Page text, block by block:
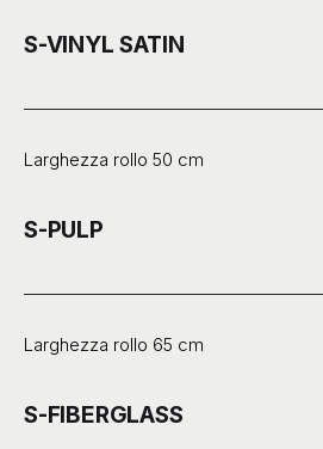
S-VINYL SATIN
Larghezza rollo 50 cm
S-PULP
Larghezza rollo 65 cm
S-FIBERGLASS